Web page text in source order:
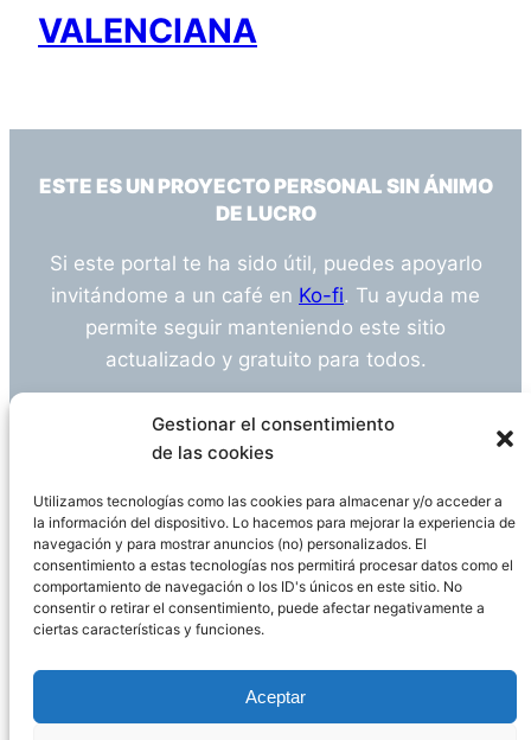
Gestionar el consentimiento
de las cookies
Utilizamos tecnologías como las cookies para almacenar y/o acceder a
la información del dispositivo. Lo hacemos para mejorar la experiencia de
navegación y para mostrar anuncios (no) personalizados. El
consentimiento a estas tecnologías nos permitirá procesar datos como el
comportamiento de navegación o los ID's únicos en este sitio. No
consentir o retirar el consentimiento, puede afectar negativamente a
ciertas características y funciones.
Aceptar
VALENCIANA
ESTE ES UN PROYECTO PERSONAL SIN ÁNIMO
DE LUCRO
Si este portal te ha sido útil, puedes apoyarlo
invitándome a un café en Ko-fi. Tu ayuda me
permite seguir manteniendo este sitio
actualizado y gratuito para todos.
¿Tienes alguna duda o sugerencia? Escríbeme
info@empleosanitarioinvestigacion.es
Descargo de Responsabilidad
Declaración de Privacidad Política de cookies
WordPress